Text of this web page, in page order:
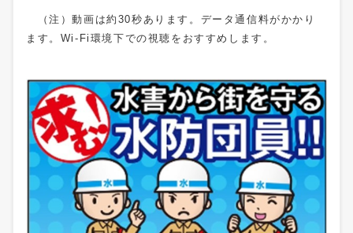
（注）動画は約30秒あります。データ通信料がかかり
ます。Wi-Fi環境下での視聴をおすすめします。